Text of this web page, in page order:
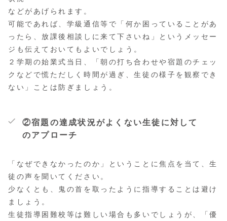
などがあげられます。
可能であれば、学級通信等で「何か困っていることがあ
ったら、放課後相談しに来て下さいね」というメッセー
ジも伝えておいてもよいでしょう。
２学期の始業式当日、「朝の打ち合わせや宿題のチェッ
クなどで慌ただしく時間が過ぎ、生徒の様子を観察でき
ない」ことは防ぎましょう。
②宿題の達成状況がよくない生徒に対して
のアプローチ
「なぜできなかったのか」ということに焦点を当て、生
徒の声を聞いてください。
少なくとも、鬼の首を取ったように指導することは避け
ましょう。
生徒指導困難校等は難しい場合も多いでしょうが、「優